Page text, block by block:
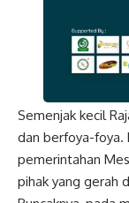
Semenjak kecil
dan berfoya-foya.
pemerintahan
pihak yang gerah